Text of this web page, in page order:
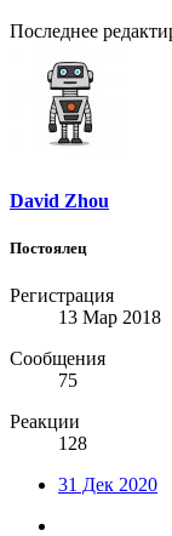
Последнее
David Zhou
Постоялец
Регистрация
13 Мар 2018
Сообщения
75
Реакции
128
31 Дек 2020